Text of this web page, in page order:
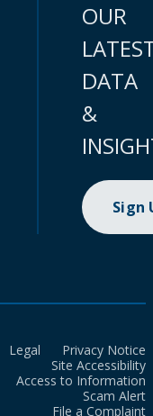
OUR
DATA
&
Sign
Legal
Privacy Notice
Site Accessibility
Access to Information
Scam Alert
File a Complaint